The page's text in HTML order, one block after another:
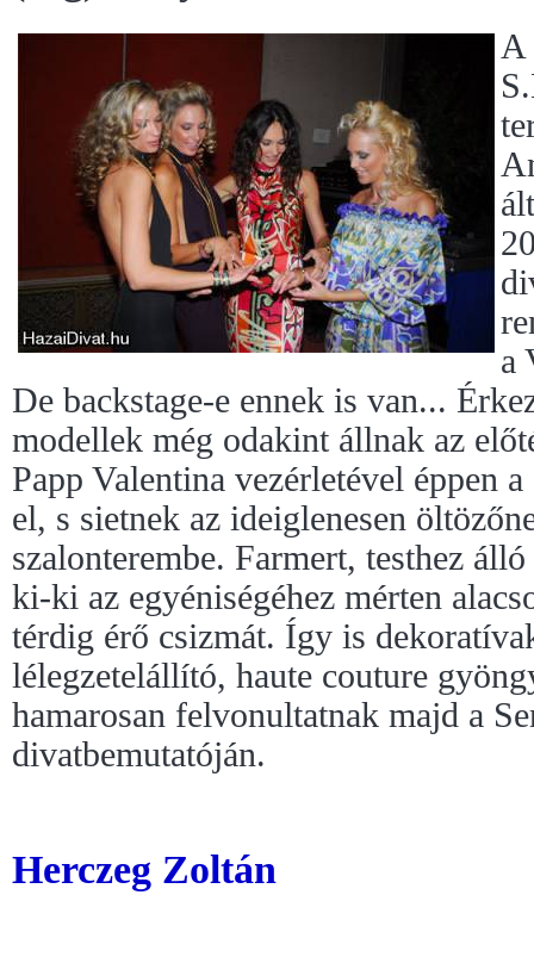
A
a
De backstage-e ennek is van...
modellek még odakint állnak az
Papp Valentina vezérletével éppen
el, s sietnek az ideiglenesen
szalonterembe. Farmert, testhez
ki-ki az egyéniségéhez mérten
térdig érő csizmát. Így is
lélegzetelállító, haute couture
hamarosan felvonultatnak majd a
divatbemutatóján.
Herczeg Zoltán